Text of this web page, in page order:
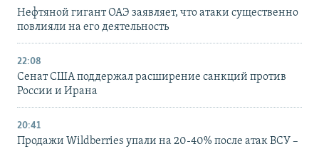
Нефтяной гигант ОАЭ заявляет, что атаки существенно
повлияли на его деятельность
22:08
Сенат США поддержал расширение санкций против
России и Ирана
20:41
Продажи Wildberries упали на 20-40% после атак ВСУ –